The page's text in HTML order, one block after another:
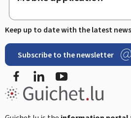
Keep up to date with the latest
Subscribe to the newsletter
Facebook